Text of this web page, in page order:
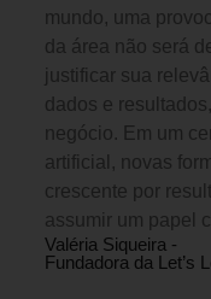
mundo, uma
da área não será
justificar sua
dados e
negócio. Em um
artificial, novas
crescente por
assumir um papel
Valéria Siqueira -
Fundadora da Let’s